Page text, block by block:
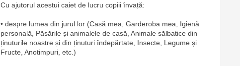
Cu ajutorul acestui caiet de lucru copiii învață:
• despre lumea din jurul lor (Casă mea, Garderoba mea, Igienă
personală, Păsările și animalele de casă, Animale sălbatice din
ținuturile noastre și din ținuturi îndepărtate, Insecte, Legume și
Fructe, Anotimpuri, etc.)